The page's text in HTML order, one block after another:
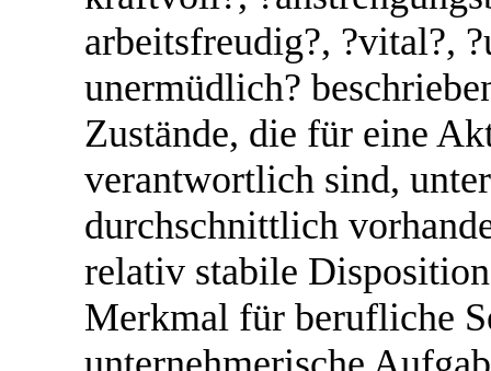
arbeitsfreudig?, ?vital?,
unermüdlich?
Zustände, die für eine
verantwortlich sind,
durchschnittlich
relativ stabile
Merkmal für berufliche